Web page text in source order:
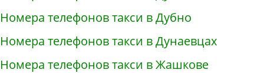
Номера телефонов такси в Дубно
Номера телефонов такси в Дунаевцах
Номера телефонов такси в Жашкове